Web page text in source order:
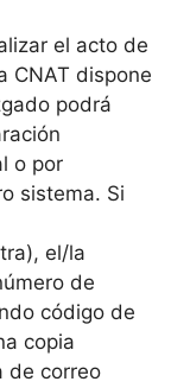
el acto de
CNAT dispone
podrá
o por
sistema. Si
el/la
de
código de
copia
de correo